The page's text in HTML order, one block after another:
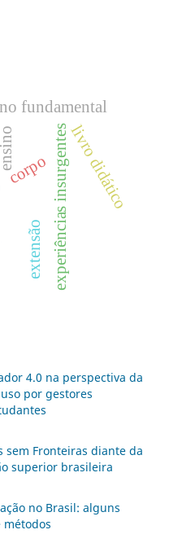
corpo
ensino
extensão experiências insurgentes
fundamental
livro didático
4.0 na perspectiva da
por gestores
Fronteiras diante da
superior brasileira
no Brasil: alguns